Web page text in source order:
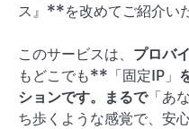
ス』**を改めてご紹介い
このサービスは、 プロバ
もどこでも**「固定IP」
ションです。まるで「あ
ち歩くような感覚で、安